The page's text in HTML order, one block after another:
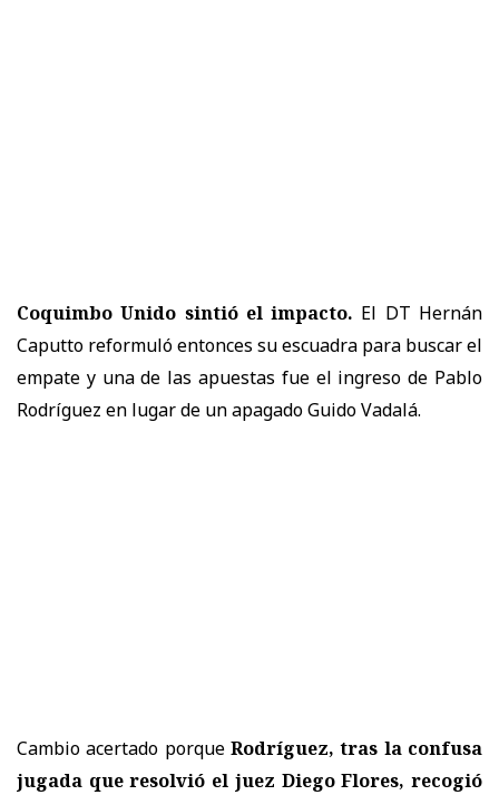
Coquimbo Unido sintió el impacto. El DT Hernán
Caputto reformuló entonces su escuadra para buscar el
empate y una de las apuestas fue el ingreso de Pablo
Rodríguez en lugar de un apagado Guido Vadalá.
Cambio acertado porque Rodríguez, tras la confusa
jugada que resolvió el juez Diego Flores, recogió